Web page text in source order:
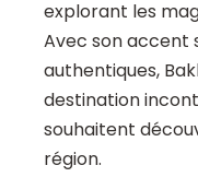
explorant les
Avec son accent
authentiques,
destination
souhaitent
région.